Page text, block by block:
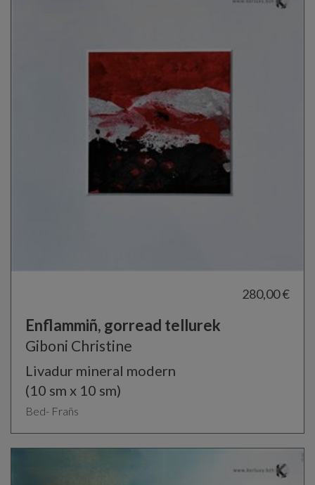
280,00 €
Enflammiñ, gorread tellurek
Giboni Christine
Livadur mineral modern
(10 sm x 10 sm)
Bed- Frañs